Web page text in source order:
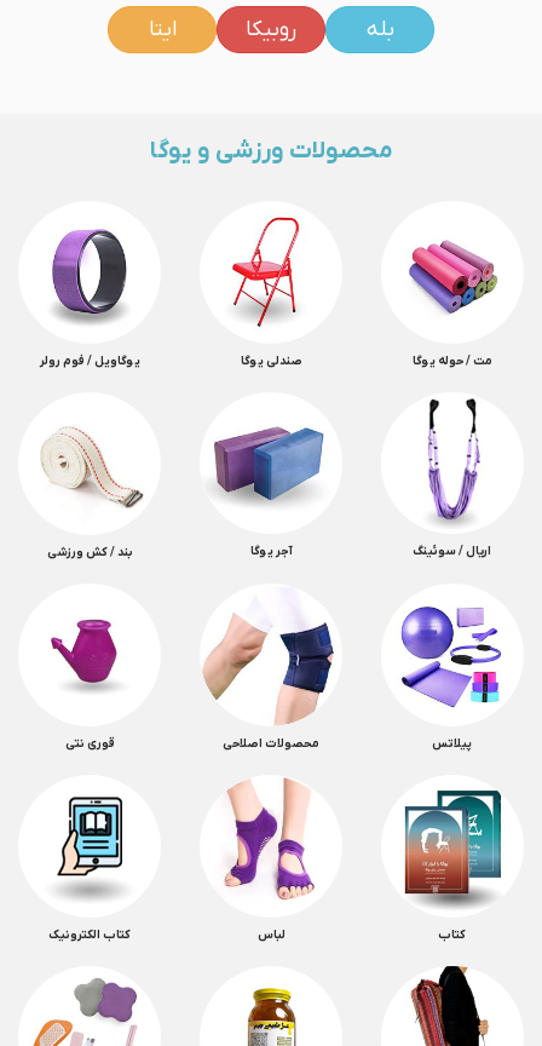
بله روبیکا ایتا
محصولات ورزشی و یوگا
مت / حوله یوگا صندلی یوگا یوگاویل / فوم رولر
اریال / سوئینگ آجر یوگا بند / کش ورزشی
پیلاتس محصولات اصلاحی قوری نتی
کتاب لباس کتاب الکترونیک